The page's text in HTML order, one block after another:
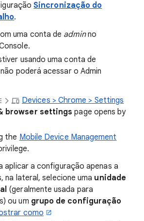
Sincronização do
.
uma conta de adminno
usando uma conta de
poderá acessar o Admin
Devices > Chrome > Settings
browser settings page opens by
the Mobile Device Management
aplicar a configuração apenas a
na lateral, selecione uma unidade
(geralmente usada para
ou um grupo de configuração
como